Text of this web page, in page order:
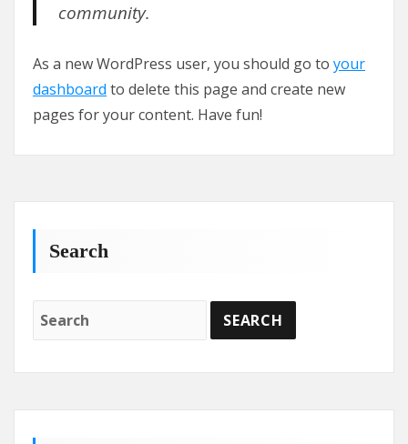
community.
As a new WordPress user, you should go to your
dashboard to delete this page and create new
pages for your content. Have fun!
Search